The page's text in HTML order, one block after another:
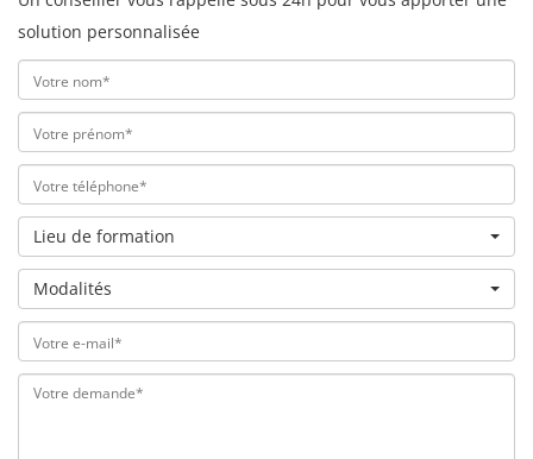
solution personnalisée
Lieu de formation
Modalités